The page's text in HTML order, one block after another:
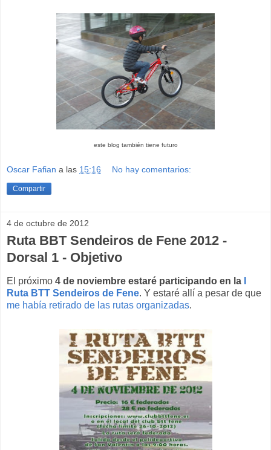
este blog también tiene futuro
Oscar Fafian a las 15:16 No hay comentarios:
Compartir
4 de octubre de 2012
Ruta BBT Sendeiros de Fene 2012 -
Dorsal 1 - Objetivo
El próximo 4 de noviembre estaré participando en la
Ruta BTT Sendeiros de Fene. Y estaré allí a pesar de que
me había retirado de las rutas organizadas.